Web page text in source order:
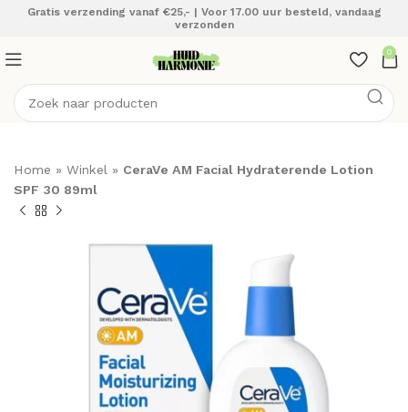
Gratis verzending vanaf €25,- | Voor 17.00 uur besteld, vandaag
verzonden
0
Home » Winkel » CeraVe AM Facial Hydraterende Lotion
SPF 30 89ml